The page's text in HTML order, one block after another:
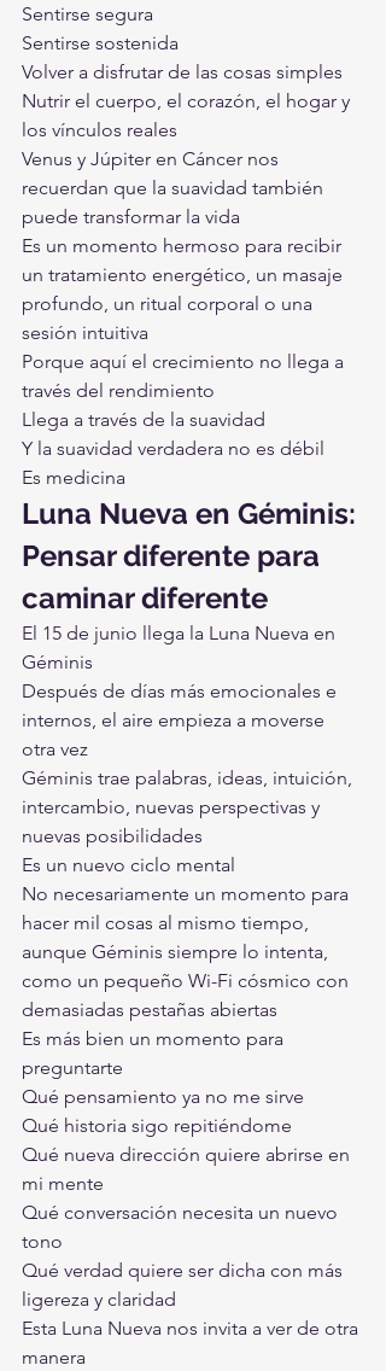
Sentirse segura
Sentirse sostenida
Volver a disfrutar de las cosas simples
Nutrir el cuerpo, el corazón, el hogar y
los vínculos reales
Venus y Júpiter en Cáncer nos
recuerdan que la suavidad también
puede transformar la vida
Es un momento hermoso para recibir
un tratamiento energético, un masaje
profundo, un ritual corporal o una
sesión intuitiva
Porque aquí el crecimiento no llega a
través del rendimiento
Llega a través de la suavidad
Y la suavidad verdadera no es débil
Es medicina
Luna Nueva en Géminis:
Pensar diferente para
caminar diferente
El 15 de junio llega la Luna Nueva en
Géminis
Después de días más emocionales e
internos, el aire empieza a moverse
otra vez
Géminis trae palabras, ideas, intuición,
intercambio, nuevas perspectivas y
nuevas posibilidades
Es un nuevo ciclo mental
No necesariamente un momento para
hacer mil cosas al mismo tiempo,
aunque Géminis siempre lo intenta,
como un pequeño Wi-Fi cósmico con
demasiadas pestañas abiertas
Es más bien un momento para
preguntarte
Qué pensamiento ya no me sirve
Qué historia sigo repitiéndome
Qué nueva dirección quiere abrirse en
mi mente
Qué conversación necesita un nuevo
tono
Qué verdad quiere ser dicha con más
ligereza y claridad
Esta Luna Nueva nos invita a ver de otra
manera